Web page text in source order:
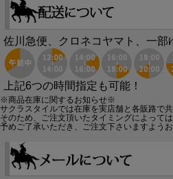
佐川急便、クロネコヤマト、一部
上記6つの時間指定も可能！
※商品在庫に関するお知らせ※
サクラスタイルでは在庫を実店舗と各販路で共
そのため、ご注文頂いたタイミングによって
予めご了承いただき、ご注文下さいますようお